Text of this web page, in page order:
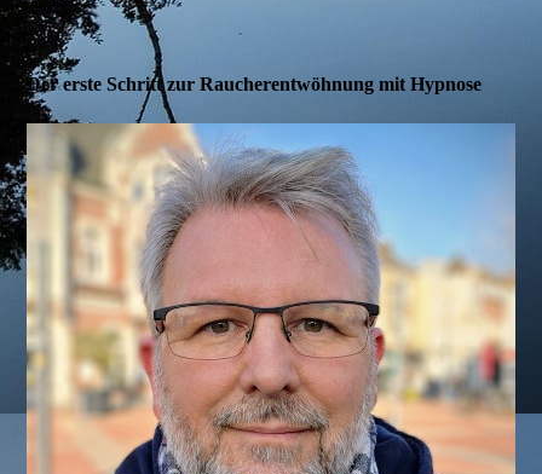
Der erste Schritt zur Raucherentwöhnung mit Hypnose